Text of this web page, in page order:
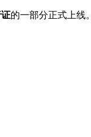
的一部分正式上线。